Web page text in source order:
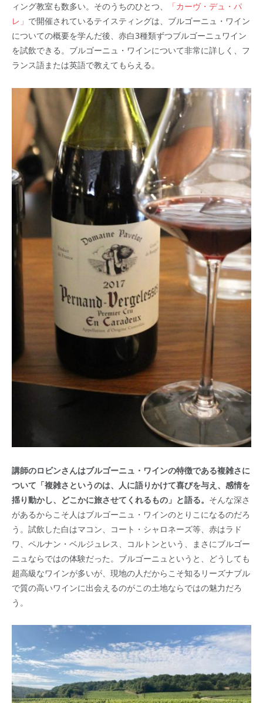
ィング教室も数多い。そのうちのひとつ、
「カーヴ・デュ・パ
レ」 で開催されているテイスティングは、ブルゴーニュ・ワイン
についての概要を学んだ後、赤白3種類ずつブルゴーニュワイン
を試飲できる。ブルゴーニュ・ワインについて非常に詳しく、フ
ランス語または英語で教えてもらえる。
講師のロビンさんはブルゴーニュ・ワインの特徴である複雑さに
ついて「複雑さというのは、人に語りかけて喜びを与え、感情を
揺り動かし、どこかに旅させてくれるもの」と語る。 そんな深さ
があるからこそ人はブルゴーニュ・ワインのとりこになるのだろ
う。試飲した白はマコン、コート・シャロネーズ等、赤はラド
ワ、ペルナン・ベルジュレス、コルトンという、まさにブルゴー
ニュならではの体験だった。ブルゴーニュというと、どうしても
超高級なワインが多いが、現地の人だからこそ知るリーズナブル
で質の高いワインに出会えるのがこの土地ならではの魅力だろ
う。